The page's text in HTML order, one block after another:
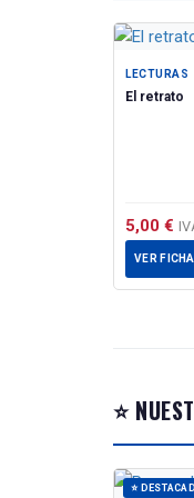
LECTURAS
El retrato
5,00 €
VER FICHA
⭐
⭐